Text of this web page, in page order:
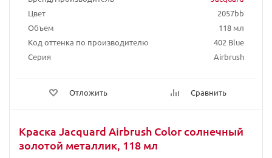
Цвет
2057bb
Объем
118 мл
Код оттенка по производителю
402 Blue
Серия
Airbrush
Отложить Сравнить
Краска Jacquard Airbrush Color солнечный
золотой металлик, 118 мл